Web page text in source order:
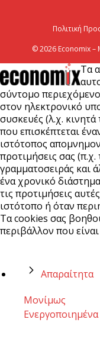
Πολιτική
© 2026 Economix –
Τα
σύντομο
στον ηλεκτρονικό
συσκευές (λ.χ.
που επισκέπτεται
ιστότοπος
προτιμήσεις σας
γραμματοσειράς και
ένα χρονικό
τις προτιμήσεις
ιστότοπο ή όταν
Τα cookies σας
περιβάλλον που
Απαραίτητα
Μονίμως
Ενεργοποιημένα